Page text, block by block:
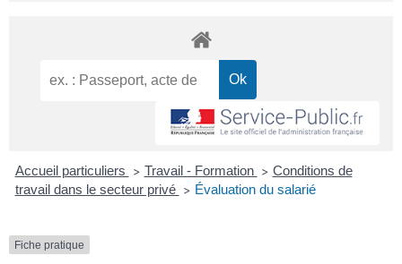
Accueil particuliers > Travail - Formation > Conditions de
travail dans le secteur privé > Évaluation du salarié
Fiche pratique